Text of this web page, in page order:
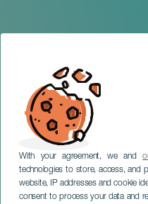
With your agreement, we and
technologies to store, access, and
website, IP addresses and cookie
consent to process your data and
TENERIFE